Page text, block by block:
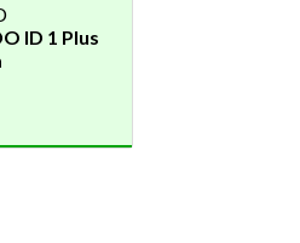
ID 1 Plus